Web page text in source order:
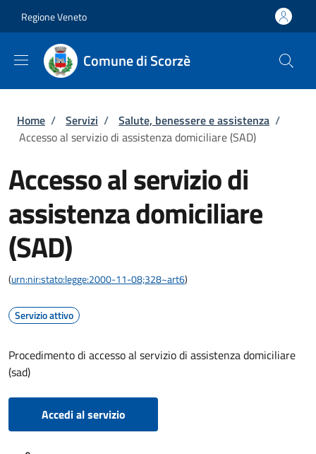
Regione Veneto
Comune di Scorzè
Briciole di pane
Home / Servizi / Salute, benessere e assistenza /
Accesso al servizio di assistenza domiciliare (SAD)
Accesso al servizio di
assistenza domiciliare
(SAD)
(urn:nir:stato:legge:2000-11-08;328~art6)
Servizio attivo
Procedimento di accesso al servizio di assistenza domiciliare
(sad)
Accedi al servizio